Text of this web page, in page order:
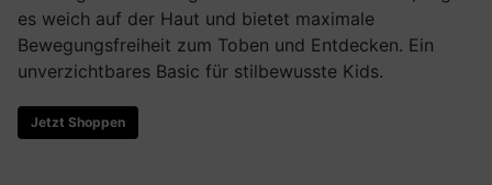
es weich auf der Haut und bietet maximale
Bewegungsfreiheit zum Toben und Entdecken. Ein
unverzichtbares Basic für stilbewusste Kids.
Jetzt Shoppen